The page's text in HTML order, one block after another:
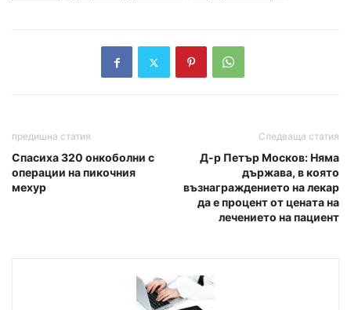
предишна статия
Спасиха 320 онкоболни с
операции на пикочния
мехур
Следваща статия
Д-р Петър Москов: Няма
държава, в която
възнаграждението на лекар
да е процент от цената на
лечението на пациент